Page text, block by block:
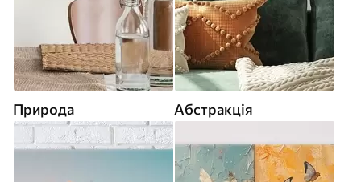
Природа Абстракція